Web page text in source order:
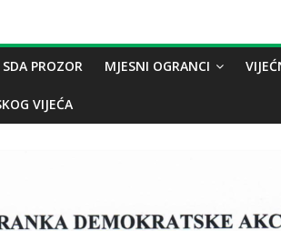
PROZOR MJESNI OGRANCI
VIJEĆA